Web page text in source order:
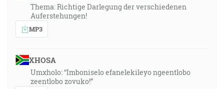
Thema: Richtige Darlegung der verschiedenen
Auferstehungen!
MP3
XHOSA
Umxholo: “Imboniselo efanelekileyo ngeentlobo
zeentlobo zovuko!”